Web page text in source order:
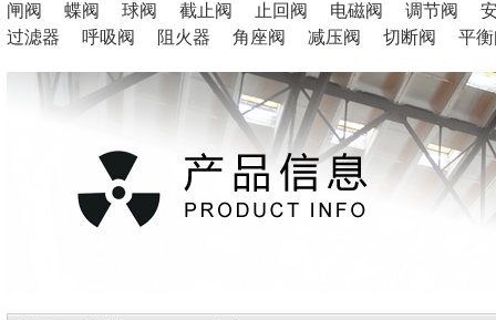
闸阀 蝶阀 球阀 截止阀 止回阀 电磁阀 调节阀
过滤器
呼吸阀 阻火器 角座阀 减压阀 切断阀 平